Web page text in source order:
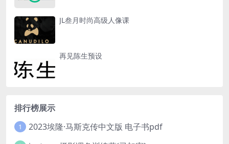
JL叁月时尚高级人像课
再见陈生预设
排行榜展示
1 2023埃隆·马斯克传中文版 电子书pdf